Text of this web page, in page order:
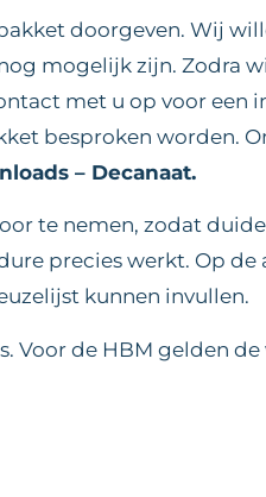
doorgeven. Wij
mogelijk zijn. Zodra
met u op voor een
besproken worden.
– Decanaat.
te nemen, zodat
precies werkt. Op de
kunnen invullen.
Voor de HBM gelden